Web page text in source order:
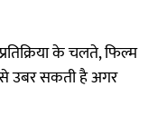
के चलते, फिल्म
उबर सकती है अगर